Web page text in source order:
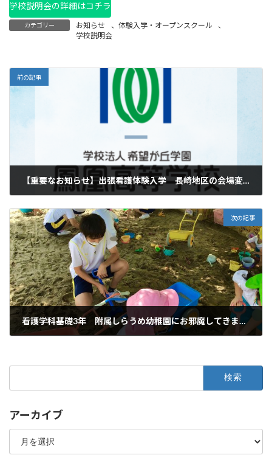
学校説明会の詳細はコチラ
カテゴリー お知らせ 、 体験入学・オープンスクール
、
学校説明会
前の記事
【重要なお知らせ】出張看護体験入学 長崎地区の会場変更 と 諫早地区の中止について ＊9/6更新
次の記事
看護学科基礎3年 附属しらうめ幼稚園にお邪魔してきました
アーカイブ
ア
カ